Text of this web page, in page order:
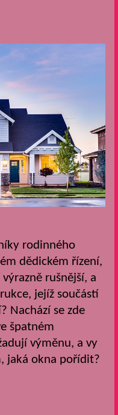
rodinného
dědickém řízení,
rušnější, a
jejíž součástí
Nachází se zde
špatném
výměnu, a vy
jaká okna pořídit?